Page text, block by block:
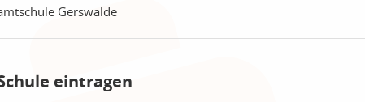
Gerswalde
eintragen